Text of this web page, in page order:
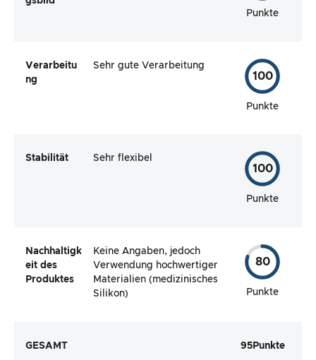
Punkte
Verarbeitu
ng
Sehr gute Verarbeitung
100
Punkte
Stabilität Sehr flexibel
100
Punkte
Nachhaltigk
eit des
Produktes
Keine Angaben, jedoch
Verwendung hochwertiger
Materialien (medizinisches
Silikon)
80
Punkte
GESAMT 95Punkte